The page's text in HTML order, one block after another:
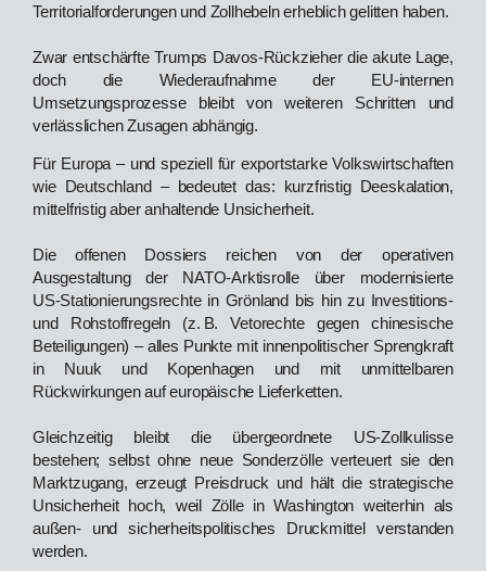
Territorialforderungen und Zollhebeln erheblich gelitten haben.
Zwar entschärfte Trumps Davos‑Rückzieher die akute Lage,
doch die Wiederaufnahme der EU‑internen
Umsetzungsprozesse bleibt von weiteren Schritten und
verlässlichen Zusagen abhängig.
Für Europa – und speziell für exportstarke Volkswirtschaften
wie Deutschland – bedeutet das: kurzfristig Deeskalation,
mittelfristig aber anhaltende Unsicherheit.
Die offenen Dossiers reichen von der operativen
Ausgestaltung der NATO‑Arktisrolle über modernisierte
US‑Stationierungsrechte in Grönland bis hin zu Investitions‑
und Rohstoffregeln (z. B. Vetorechte gegen chinesische
Beteiligungen) – alles Punkte mit innenpolitischer Sprengkraft
in Nuuk und Kopenhagen und mit unmittelbaren
Rückwirkungen auf europäische Lieferketten.
Gleichzeitig bleibt die übergeordnete US‑Zollkulisse
bestehen; selbst ohne neue Sonderzölle verteuert sie den
Marktzugang, erzeugt Preisdruck und hält die strategische
Unsicherheit hoch, weil Zölle in Washington weiterhin als
außen‑ und sicherheitspolitisches Druckmittel verstanden
werden.